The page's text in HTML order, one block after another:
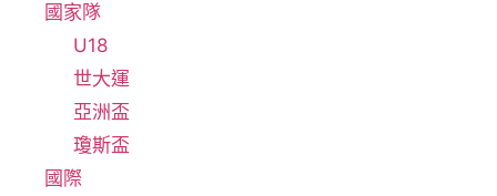
國家隊
U18
世大運
亞洲盃
瓊斯盃
國際